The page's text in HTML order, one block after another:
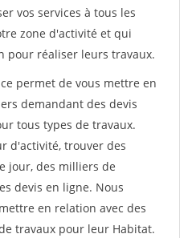
vos services à tous les
zone d'activité et qui
pour réaliser leurs travaux.
permet de vous mettre en
demandant des devis
tous types de travaux.
d'activité, trouver des
jour, des milliers de
devis en ligne. Nous
en relation avec des
travaux pour leur Habitat.